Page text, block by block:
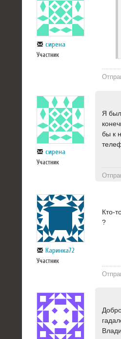
сирена
Участник
сирена
Участник
Я
бы к
Каринка72
Участник
Кто-
?